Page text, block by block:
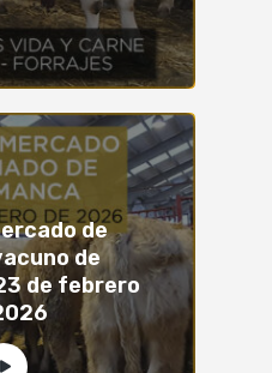
de
de
de febrero